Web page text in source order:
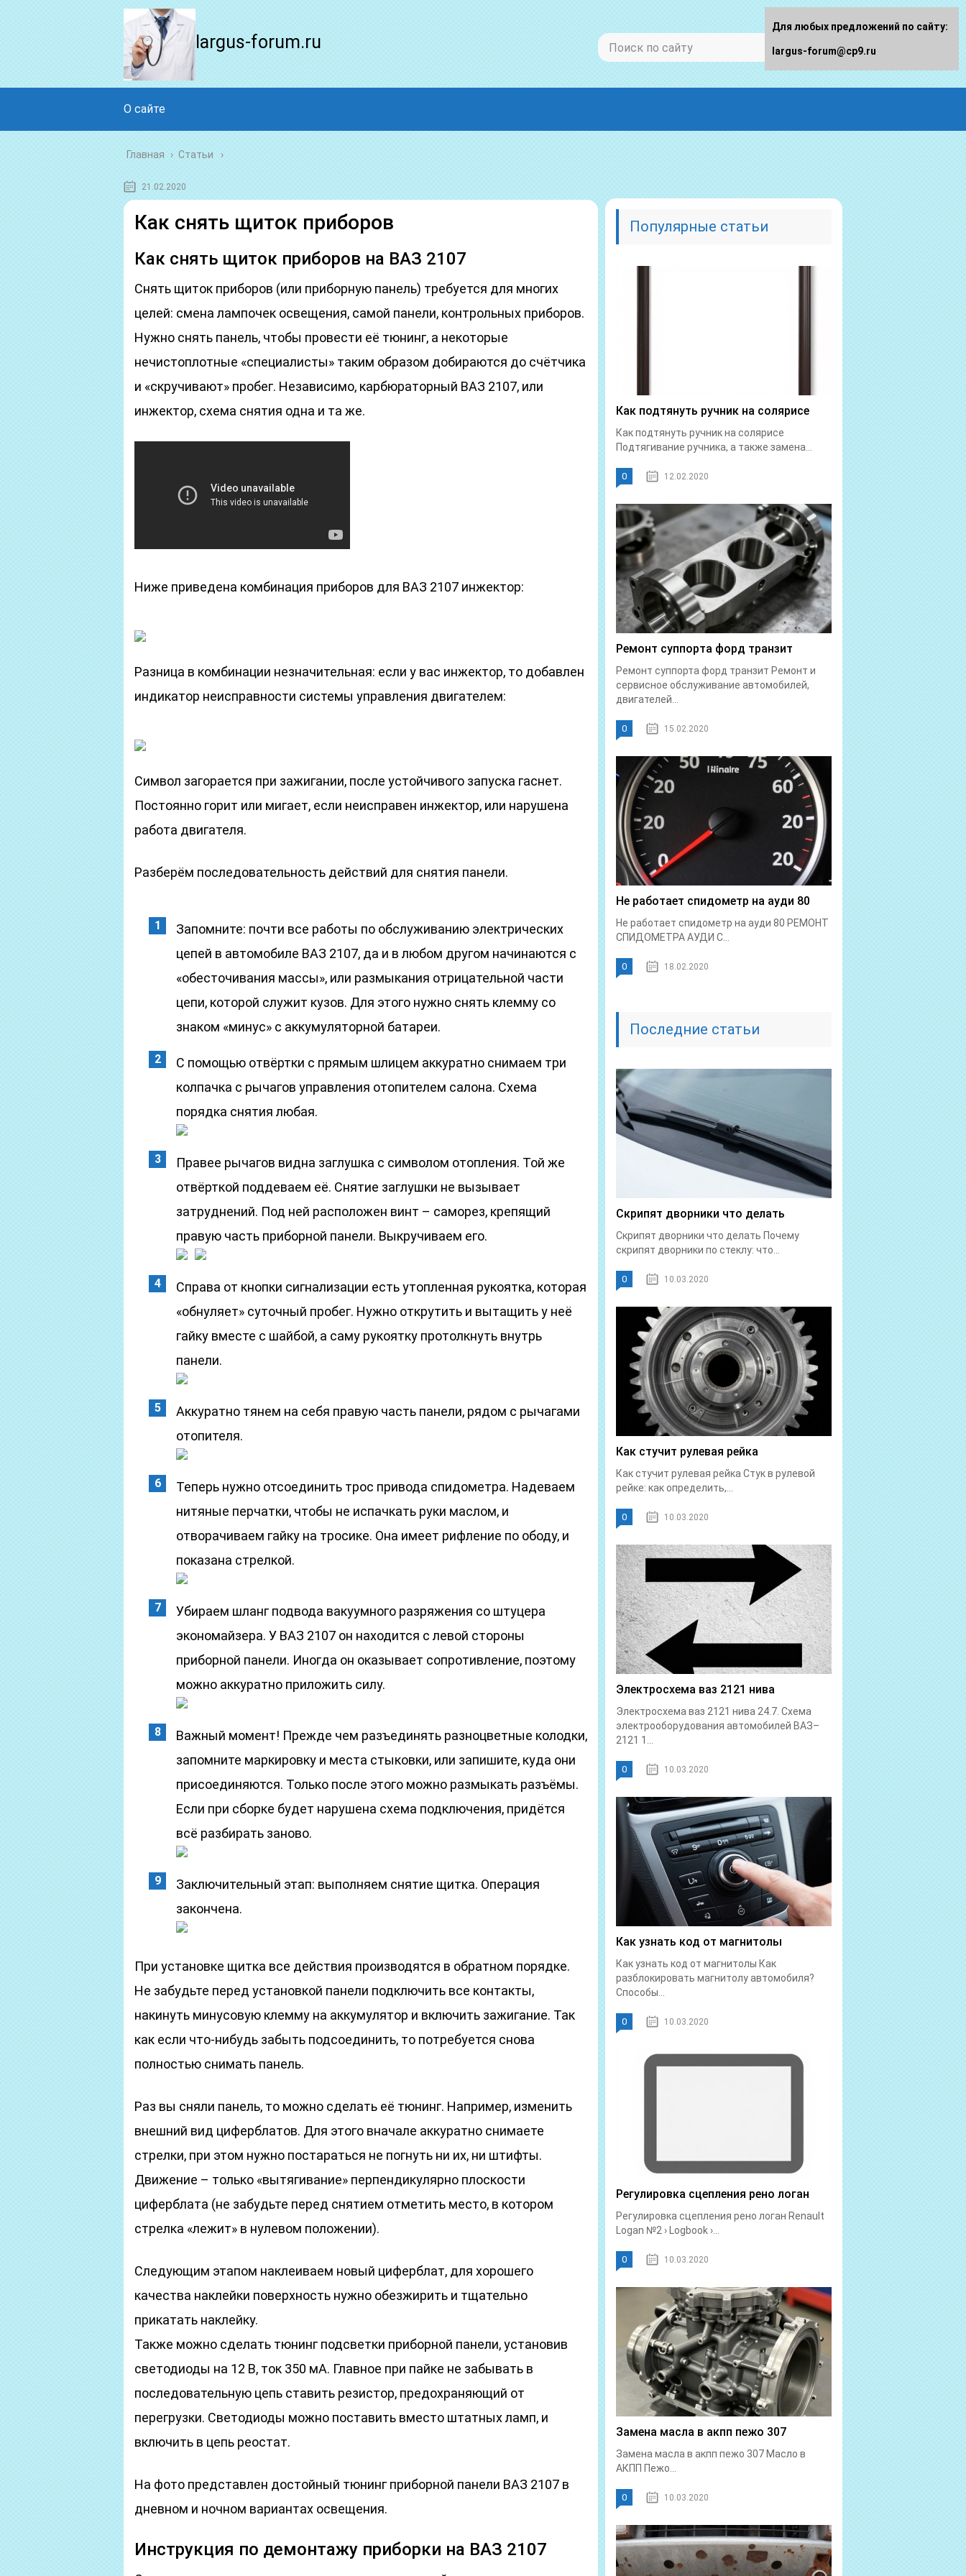
largus-forum.ru
О сайте
Главная › Статьи
21.02.2020
Как снять щиток приборов
Как снять щиток приборов на ВАЗ 2107
Снять щиток приборов (или приборную панель) требуется для многих
целей: смена лампочек освещения, самой панели, контрольных приборов.
Нужно снять панель, чтобы провести её тюнинг, а некоторые
нечистоплотные «специалисты» таким образом добираются до счётчика
и «скручивают» пробег. Независимо, карбюраторный ВАЗ 2107, или
инжектор, схема снятия одна и та же.
Ниже приведена комбинация приборов для ВАЗ 2107 инжектор:
Разница в комбинации незначительная: если у вас инжектор, то добавлен
индикатор неисправности системы управления двигателем:
Символ загорается при зажигании, после устойчивого запуска гаснет.
Постоянно горит или мигает, если неисправен инжектор, или нарушена
работа двигателя.
Разберём последовательность действий для снятия панели.
Запомните: почти все работы по обслуживанию электрических
цепей в автомобиле ВАЗ 2107, да и в любом другом начинаются с
«обесточивания массы», или размыкания отрицательной части
цепи, которой служит кузов. Для этого нужно снять клемму со
знаком «минус» с аккумуляторной батареи.
С помощью отвёртки с прямым шлицем аккуратно снимаем три
колпачка с рычагов управления отопителем салона. Схема
порядка снятия любая.
Правее рычагов видна заглушка с символом отопления. Той же
отвёрткой поддеваем её. Снятие заглушки не вызывает
затруднений. Под ней расположен винт – саморез, крепящий
правую часть приборной панели. Выкручиваем его.
Справа от кнопки сигнализации есть утопленная рукоятка, которая
«обнуляет» суточный пробег. Нужно открутить и вытащить у неё
гайку вместе с шайбой, а саму рукоятку протолкнуть внутрь
панели.
Аккуратно тянем на себя правую часть панели, рядом с рычагами
отопителя.
Теперь нужно отсоединить трос привода спидометра. Надеваем
нитяные перчатки, чтобы не испачкать руки маслом, и
отворачиваем гайку на тросике. Она имеет рифление по ободу, и
показана стрелкой.
Убираем шланг подвода вакуумного разряжения со штуцера
экономайзера. У ВАЗ 2107 он находится с левой стороны
приборной панели. Иногда он оказывает сопротивление, поэтому
можно аккуратно приложить силу.
Важный момент! Прежде чем разъединять разноцветные колодки,
запомните маркировку и места стыковки, или запишите, куда они
присоединяются. Только после этого можно размыкать разъёмы.
Если при сборке будет нарушена схема подключения, придётся
всё разбирать заново.
Заключительный этап: выполняем снятие щитка. Операция
закончена.
При установке щитка все действия производятся в обратном порядке.
Не забудьте перед установкой панели подключить все контакты,
накинуть минусовую клемму на аккумулятор и включить зажигание. Так
как если что-нибудь забыть подсоединить, то потребуется снова
полностью снимать панель.
Раз вы сняли панель, то можно сделать её тюнинг. Например, изменить
внешний вид циферблатов. Для этого вначале аккуратно снимаете
стрелки, при этом нужно постараться не погнуть ни их, ни штифты.
Движение – только «вытягивание» перпендикулярно плоскости
циферблата (не забудьте перед снятием отметить место, в котором
стрелка «лежит» в нулевом положении).
Следующим этапом наклеиваем новый циферблат, для хорошего
качества наклейки поверхность нужно обезжирить и тщательно
прикатать наклейку.
Также можно сделать тюнинг подсветки приборной панели, установив
светодиоды на 12 В, ток 350 мА. Главное при пайке не забывать в
последовательную цепь ставить резистор, предохраняющий от
перегрузки. Светодиоды можно поставить вместо штатных ламп, и
включить в цепь реостат.
На фото представлен достойный тюнинг приборной панели ВАЗ 2107 в
дневном и ночном вариантах освещения.
Инструкция по демонтажу приборки на ВАЗ 2107
Популярные статьи
Как подтянуть ручник на солярисе
Как подтянуть ручник на солярисе
Подтягивание ручника, а также замена...
0 12.02.2020
Ремонт суппорта форд транзит
Ремонт суппорта форд транзит Ремонт и
сервисное обслуживание автомобилей,
двигателей...
0 15.02.2020
Не работает спидометр на ауди 80
Не работает спидометр на ауди 80 РЕМОНТ
СПИДОМЕТРА АУДИ С...
0 18.02.2020
Последние статьи
Скрипят дворники что делать
Скрипят дворники что делать Почему
скрипят дворники по стеклу: что...
0 10.03.2020
Как стучит рулевая рейка
Как стучит рулевая рейка Стук в рулевой
рейке: как определить,...
0 10.03.2020
Электросхема ваз 2121 нива
Электросхема ваз 2121 нива 24.7. Схема
электрооборудования автомобилей ВАЗ–
2121 1...
0 10.03.2020
Как узнать код от магнитолы
Как узнать код от магнитолы Как
разблокировать магнитолу автомобиля?
Способы...
0 10.03.2020
Регулировка сцепления рено логан
Регулировка сцепления рено логан Renault
Logan №2 › Logbook ›...
0 10.03.2020
Замена масла в акпп пежо 307
Замена масла в акпп пежо 307 Масло в
АКПП Пежо...
0 10.03.2020
Для любых предложений по сайту:
largus-forum@cp9.ru